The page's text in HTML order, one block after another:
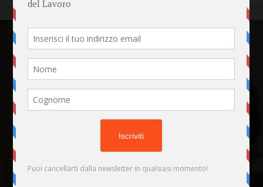
Home News Sistema MBO e premi di risultato: profili critici e